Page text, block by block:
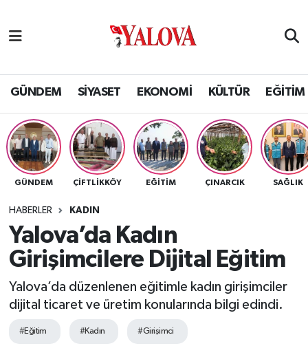
GÜNDEM SİYASET EKONOMİ KÜLTÜR EĞİTİM
GÜNDEM ÇİFTLİKKÖY EĞİTİM ÇINARCIK SAĞLIK
HABERLER KADIN
Yalova’da Kadın
Girişimcilere Dijital Eğitim
Yalova’da düzenlenen eğitimle kadın girişimciler
dijital ticaret ve üretim konularında bilgi edindi.
#Eğitim #Kadın #Girişimci
SİYASET
EKONOMİ
KÜLTÜR
BİLİM VE TEKNOLOJİ
ASAYİŞ
SAĞLIK
SPOR
Yalova Nöbetçi Eczaneler
Yalova Hava Durumu
Yalova Namaz Vakitleri
Yalova Trafik Yoğunluk Haritası
Tüm Manşetler
Son Dakika Haberleri
Haber Arşivi